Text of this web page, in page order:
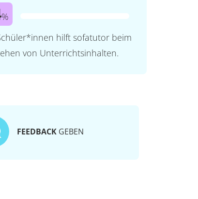
%
hilft sofatutor beim
von Unterrichtsinhalten.
FEEDBACK GEBEN